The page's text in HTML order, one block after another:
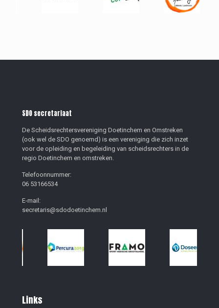
SDO secretariaat
De Scheidsrechtersvereniging Doetinchem en Omstreken
(ook wel de SDO genoemd) is een vereniging die zich inzet
voor de opleiding en begeleiding van scheidsrechters in de
regio Doetinchem en omstreken.
Telefoonnummer:
06 53166534
E-mail:
secretaris@sdodoetinchem.nl
Links